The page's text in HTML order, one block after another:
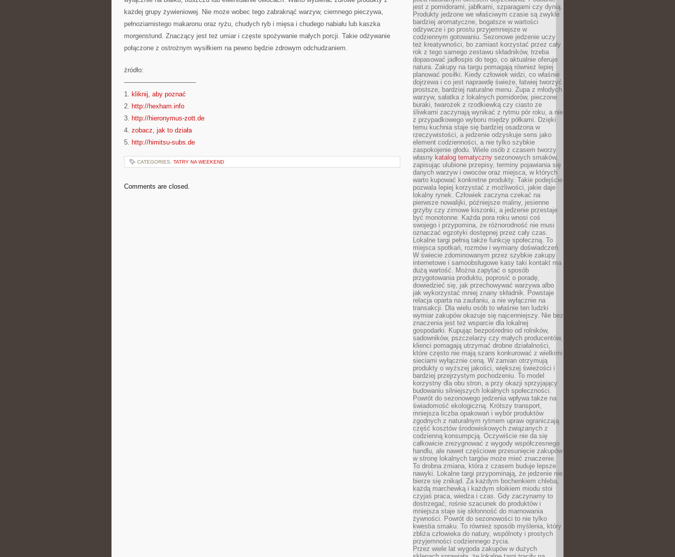
każdej grupy żywieniowej. Nie może wobec tego zabraknąć warzyw, ciemnego pieczywa,
pełnoziarnistego makaronu oraz ryżu, chudych ryb i mięsa i chudego nabiału lub kaszka
morgenstund. Znaczący jest też umiar i częste spożywanie małych porcji. Takie odżywanie
połączone z ostrożnym wysiłkiem na pewno będzie zdrowym odchudzaniem.
źródło:
———————————
1. kliknij, aby poznać
2. http://hexham.info
3. http://hieronymus-zott.de
4. zobacz, jak to działa
5. http://himitsu-subs.de
CATEGORIES: TATRY NA WEEKEND
Comments are closed.
jest z pomidorami, jabłkami, szparagami czy dynią.
Produkty jedzone we właściwym czasie są zwykle
bardziej aromatyczne, bogatsze w wartości
odżywcze i po prostu przyjemniejsze w
codziennym gotowaniu. Sezonowe jedzenie uczy
też kreatywności, bo zamiast korzystać przez cały
rok z tego samego zestawu składników, trzeba
dopasować jadłospis do tego, co aktualnie oferuje
natura. Zakupy na targu pomagają również lepiej
planować posiłki. Kiedy człowiek widzi, co właśnie
dojrzewa i co jest naprawdę świeże, łatwiej tworzyć
prostsze, bardziej naturalne menu. Zupa z młodych
warzyw, sałatka z lokalnych pomidorów, pieczone
buraki, twarożek z rzodkiewką czy ciasto ze
śliwkami zaczynają wynikać z rytmu pór roku, a nie
z przypadkowego wyboru między półkami. Dzięki
temu kuchnia staje się bardziej osadzona w
rzeczywistości, a jedzenie odzyskuje sens jako
element codzienności, a nie tylko szybkie
zaspokojenie głodu. Wiele osób z czasem tworzy
własny katalog tematyczny sezonowych smaków,
zapisując ulubione przepisy, terminy pojawiania się
danych warzyw i owoców oraz miejsca, w których
warto kupować konkretne produkty. Takie podejście
pozwala lepiej korzystać z możliwości, jakie daje
lokalny rynek. Człowiek zaczyna czekać na
pierwsze nowalijki, późniejsze maliny, jesienne
grzyby czy zimowe kiszonki, a jedzenie przestaje
być monotonne. Każda pora roku wnosi coś
swojego i przypomina, że różnorodność nie musi
oznaczać egzotyki dostępnej przez cały czas.
Lokalne targi pełnią także funkcję społeczną. To
miejsca spotkań, rozmów i wymiany doświadczeń.
W świecie zdominowanym przez szybkie zakupy
internetowe i samoobsługowe kasy taki kontakt ma
dużą wartość. Można zapytać o sposób
przygotowania produktu, poprosić o poradę,
dowiedzieć się, jak przechowywać warzywa albo
jak wykorzystać mniej znany składnik. Powstaje
relacja oparta na zaufaniu, a nie wyłącznie na
transakcji. Dla wielu osób to właśnie ten ludzki
wymiar zakupów okazuje się najcenniejszy. Nie bez
znaczenia jest też wsparcie dla lokalnej
gospodarki. Kupując bezpośrednio od rolników,
sadowników, pszczelarzy czy małych producentów,
klienci pomagają utrzymać drobne działalności,
które często nie mają szans konkurować z wielkimi
sieciami wyłącznie ceną. W zamian otrzymują
produkty o wyższej jakości, większej świeżości i
bardziej przejrzystym pochodzeniu. To model
korzystny dla obu stron, a przy okazji sprzyjający
budowaniu silniejszych lokalnych społeczności.
Powrót do sezonowego jedzenia wpływa także na
świadomość ekologiczną. Krótszy transport,
mniejsza liczba opakowań i wybór produktów
zgodnych z naturalnym rytmem upraw ograniczają
część kosztów środowiskowych związanych z
codzienną konsumpcją. Oczywiście nie da się
całkowicie zrezygnować z wygody współczesnego
handlu, ale nawet częściowe przesunięcie zakupów
w stronę lokalnych targów może mieć znaczenie.
To drobna zmiana, która z czasem buduje lepsze
nawyki. Lokalne targi przypominają, że jedzenie nie
bierze się znikąd. Za każdym bochenkiem chleba,
każdą marchewką i każdym słoikiem miodu stoi
czyjaś praca, wiedza i czas. Gdy zaczynamy to
dostrzegać, rośnie szacunek do produktów i
mniejsza staje się skłonność do marnowania
żywności. Powrót do sezonowości to nie tylko
kwestia smaku. To również sposób myślenia, który
zbliża człowieka do natury, wspólnoty i prostych
przyjemności codziennego życia.
Przez wiele lat wygoda zakupów w dużych